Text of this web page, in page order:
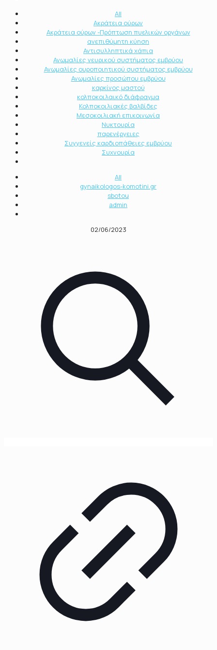
All
Ακράτεια ούρων
Ακράτεια ούρων -Πρόπτωση πυελικών οργάνων
ανεπιθύμητη κύηση
Αντισυλληπτικά χάπια
Ανωμαλίες νευρικού συστήματος εμβρύου
Ανωμαλίες ουροποιητικού συστήματος εμβρύου
Ανωμαλίες προσώπου εμβρύου
καρκίνος μαστού
κολποκοιλαικό διάφραγμα
Κολποκοιλιακές βαλβίδες
Μεσοκοιλιακή επικοινωνία
Νυκτουρία
παρενέργειες
Συγγενείς καρδιοπάθειες εμβρύου
Συχνουρία
All
gynaikologos-komotini.gr
sbotou
admin
02/06/2023